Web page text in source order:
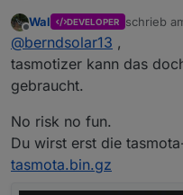
kann man
sichern ?
Dann könnte
Offline
Wal DEVELOPER schrieb
zuletzt
@berndsolar13 ,
tasmotizer kann das
gebraucht.
No risk no fun.
Du wirst erst die
tasmota.bin.gz